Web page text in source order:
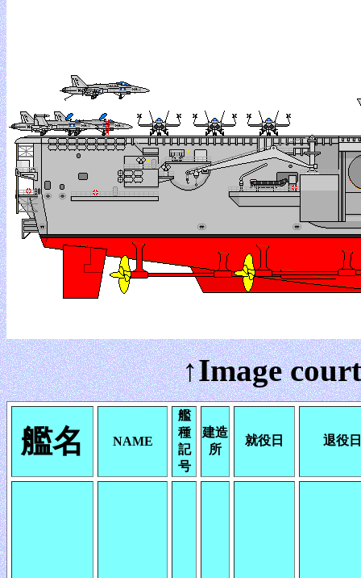
↑Image
艦名 NAME
艦
種
記
号
建造
所
就役日 退役日